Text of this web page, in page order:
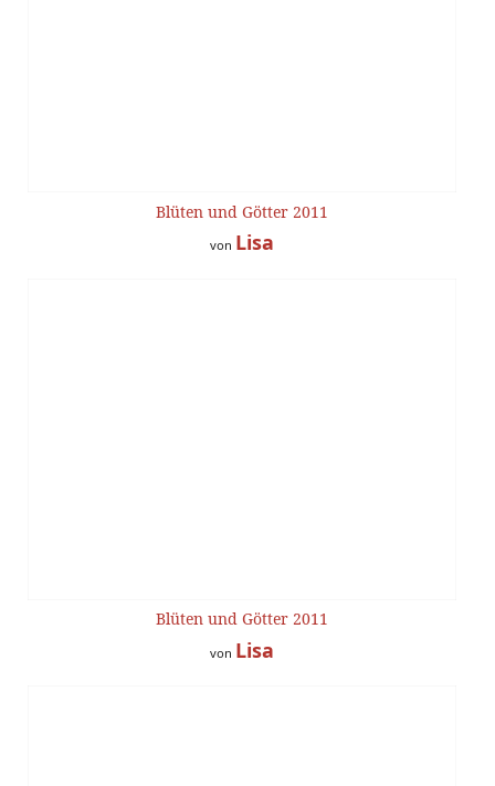
Blüten und Götter 2011
von Lisa
Blüten und Götter 2011
von Lisa